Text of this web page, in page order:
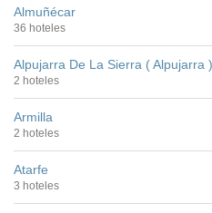
Almuñécar
36 hoteles
Alpujarra De La Sierra ( Alpujarra )
2 hoteles
Armilla
2 hoteles
Atarfe
3 hoteles